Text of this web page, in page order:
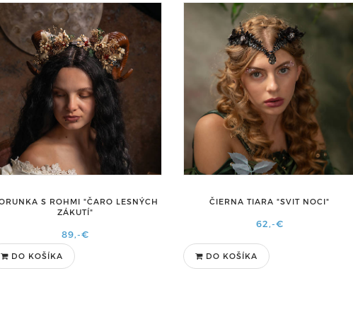
S ROHMI "ČARO LESNÝCH
ZÁKUTÍ"
89,-€
DO KOŠÍKA
ČIERNA TIARA "SVIT NOCI"
62,-€
DO KOŠÍKA